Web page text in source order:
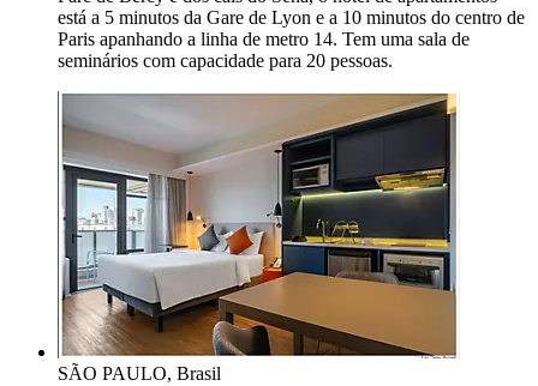
está a 5 minutos da Gare de Lyon e a 10 minutos do centro de
Paris apanhando a linha de metro 14. Tem uma sala de
seminários com capacidade para 20 pessoas.
SÃO PAULO, Brasil